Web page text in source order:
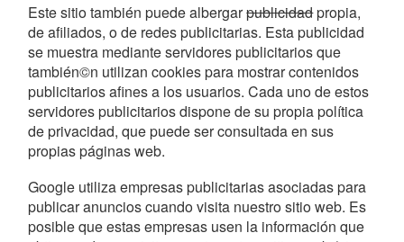
Este sitio también puede albergarpublicidadpropia,
de afiliados, o de redes publicitarias. Esta publicidad
se muestra mediante servidores publicitarios que
también©n utilizan cookies para mostrar contenidos
publicitarios afines a los usuarios. Cada uno de estos
servidores publicitarios dispone de su propia política
de privacidad, que puede ser consultada en sus
propias páginas web.
Google utiliza empresas publicitarias asociadas para
publicar anuncios cuando visita nuestro sitio web. Es
posible que estas empresas usen la información que